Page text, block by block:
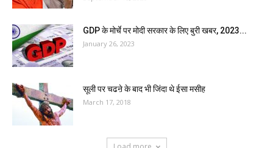
GDP के मोर्चे पर मोदी सरकार के ल‍िए बुरी खबर, 2023...
January 26, 2023
सूली पर चढऩे के बाद भी जिंदा थे ईसा मसीह
March 17, 2018